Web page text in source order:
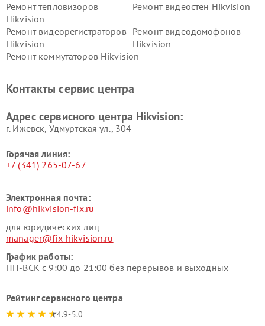
Ремонт тепловизоров
Hikvision
Ремонт видеостен Hikvision
Ремонт видеорегистраторов
Hikvision
Ремонт видеодомофонов
Hikvision
Ремонт коммутаторов Hikvision
Контакты сервис центра
Адрес сервисного центра Hikvision:
г. Ижевск, Удмуртская ул., 304
Горячая линия:
+7 (341) 265-07-67
Электронная почта:
info@hikvision-fix.ru
для юридических лиц
manager@fix-hikvision.ru
График работы:
ПН-ВСК с 9:00 до 21:00 без перерывов и выходных
Рейтинг сервисного центра
4.9-5.0